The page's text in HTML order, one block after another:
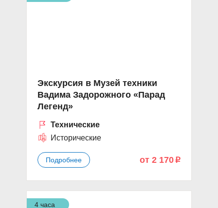
Экскурсия в Музей техники
Вадима Задорожного «Парад
Легенд»
Технические
Исторические
Подробнее от 2 170 p
4 часа